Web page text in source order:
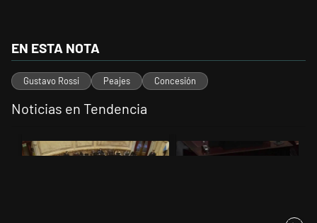
EN ESTA NOTA
Gustavo Rossi Peajes Concesión
Noticias en Tendencia
Un artículo de tendencia con el título "El Senado dio media sanción
Un artículo de tendencia con